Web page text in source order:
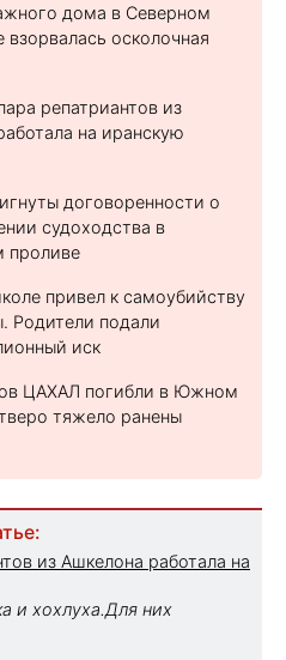
дома в Северном
взорвалась осколочная
репатриантов из
на иранскую
договоренности о
судоходства в
проливе
привел к самоубийству
Родители подали
иск
ЦАХАЛ погибли в Южном
тяжело ранены
из Ашкелона работала на
и хохлуха.Для них